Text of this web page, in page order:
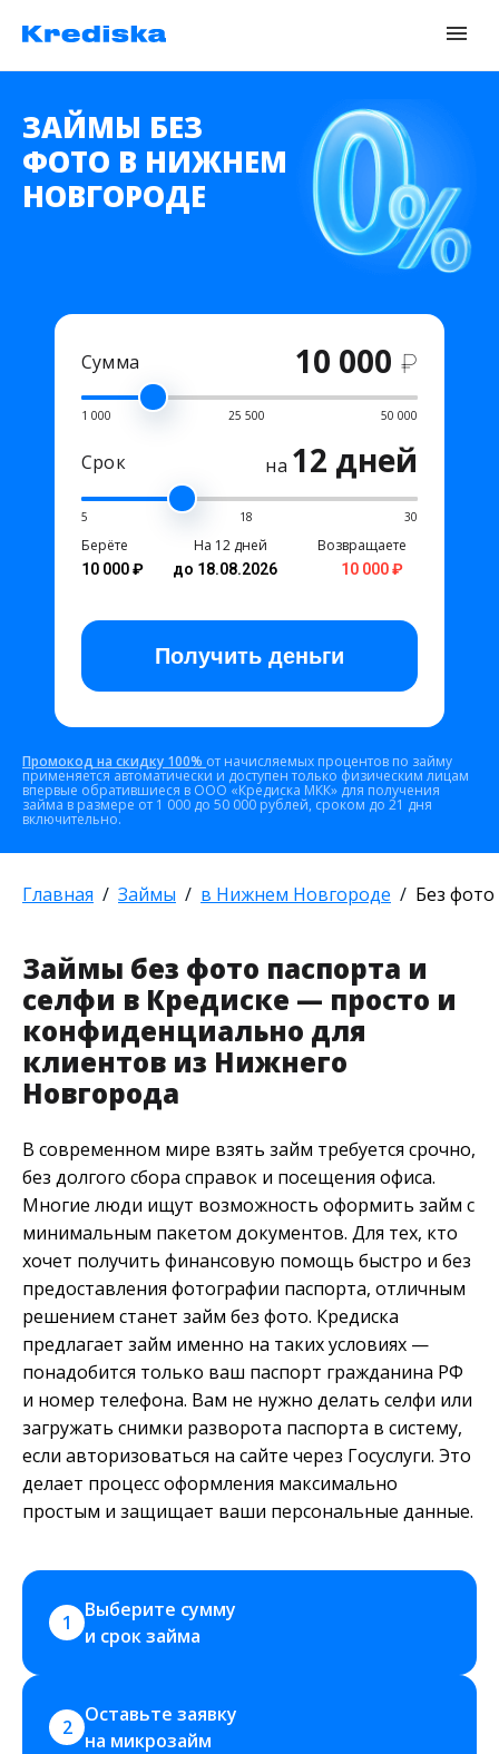
ЗАЙМЫ БЕЗ
ФОТО В НИЖНЕМ
НОВГОРОДЕ
Сумма 10 000 ₽
1 000 25 500 50 000
Срок на 12 дней
5 18 30
Берёте
10 000 ₽
На 12 дней
до 18.08.2026
Возвращаете
10 000 ₽
Получить деньги
Промокод на скидку 100% от начисляемых процентов по займу
применяется автоматически и доступен только физическим лицам
впервые обратившиеся в ООО «Кредиска МКК» для получения
займа в размере от 1 000 до 50 000 рублей, сроком до 21 дня
включительно.
Главная Займы в Нижнем Новгороде Без фото
Займы без фото паспорта и
селфи в Кредиске — просто и
конфиденциально для
клиентов из Нижнего
Новгорода
В современном мире взять займ требуется срочно,
без долгого сбора справок и посещения офиса.
Многие люди ищут возможность оформить займ с
минимальным пакетом документов. Для тех, кто
хочет получить финансовую помощь быстро и без
предоставления фотографии паспорта, отличным
решением станет займ без фото. Кредиска
предлагает займ именно на таких условиях —
понадобится только ваш паспорт гражданина РФ
и номер телефона. Вам не нужно делать селфи или
загружать снимки разворота паспорта в систему,
если авторизоваться на сайте через Госуслуги. Это
делает процесс оформления максимально
простым и защищает ваши персональные данные.
1
Выберите сумму
и срок займа
2
Оставьте заявку
на микрозайм